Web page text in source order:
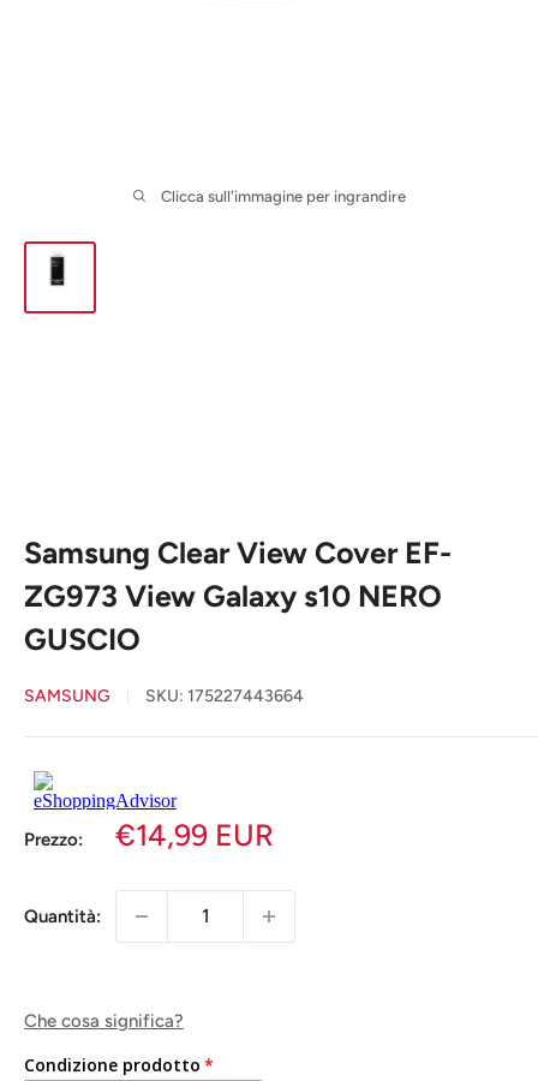
Clicca sull'immagine per ingrandire
Samsung Clear View Cover EF-
ZG973 View Galaxy s10 NERO
GUSCIO
SAMSUNG SKU: 175227443664
Prezzo: €14,99 EUR
Quantità:
Che cosa significa?
Condizione prodotto